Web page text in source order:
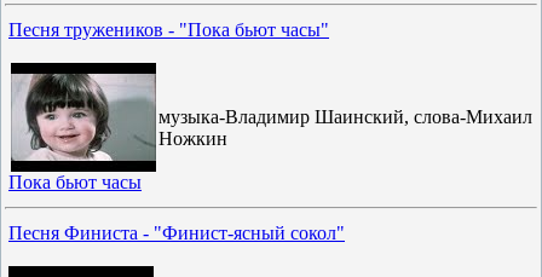
Песня тружеников - "Пока бьют часы"
музыка-Владимир Шаинский, слова-Михаил
Ножкин
Пока бьют часы
Песня Финиста - "Финист-ясный сокол"